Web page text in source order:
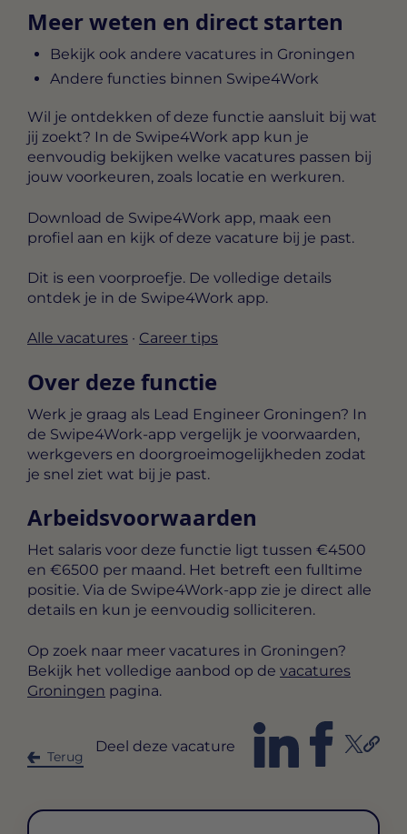
Meer weten en direct starten
Bekijk ook andere vacatures in Groningen
Andere functies binnen Swipe4Work
Wil je ontdekken of deze functie aansluit bij wat
jij zoekt? In de Swipe4Work app kun je
eenvoudig bekijken welke vacatures passen bij
jouw voorkeuren, zoals locatie en werkuren.
Download de Swipe4Work app, maak een
profiel aan en kijk of deze vacature bij je past.
Dit is een voorproefje. De volledige details
ontdek je in de Swipe4Work app.
Alle vacatures · Career tips
Over deze functie
Werk je graag als Lead Engineer Groningen? In
de Swipe4Work-app vergelijk je voorwaarden,
werkgevers en doorgroeimogelijkheden zodat
je snel ziet wat bij je past.
Arbeidsvoorwaarden
Het salaris voor deze functie ligt tussen €4500
en €6500 per maand. Het betreft een fulltime
positie. Via de Swipe4Work-app zie je direct alle
details en kun je eenvoudig solliciteren.
Op zoek naar meer vacatures in Groningen?
Bekijk het volledige aanbod op de vacatures
Groningen pagina.
Terug
Deel deze vacature